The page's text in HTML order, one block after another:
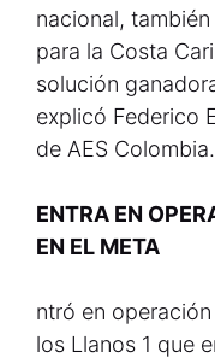
nacional,
para la Costa
solución
explicó Federico
de AES Colombia.
ENTRA EN
EN EL META
ntró en
los Llanos 1 que